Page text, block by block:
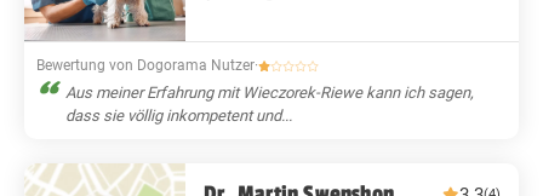
Bewertung von Dogorama Nutzer·
Aus meiner Erfahrung mit Wieczorek-Riewe kann ich sagen,
dass sie völlig inkompetent und...